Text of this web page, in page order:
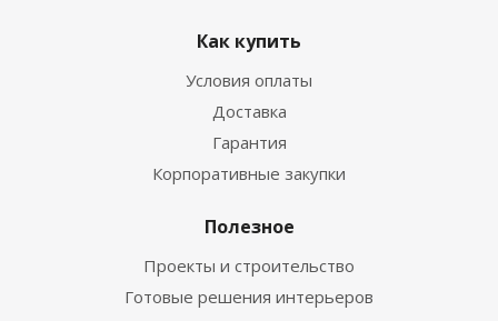
Как купить
Условия оплаты
Доставка
Гарантия
Корпоративные закупки
Полезное
Проекты и строительство
Готовые решения интерьеров